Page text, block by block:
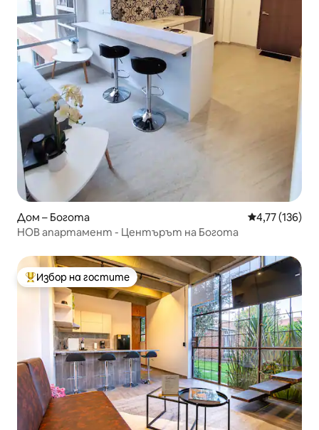
Дом – Богота Средна
4,77 (136)
НОВ апартамент - Центърът на Богота
Най-популярен избор на гостите
Избор на гостите